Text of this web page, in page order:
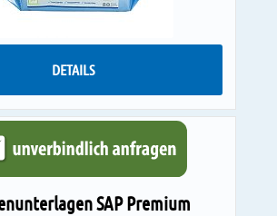
DETAILS
SAP Premium